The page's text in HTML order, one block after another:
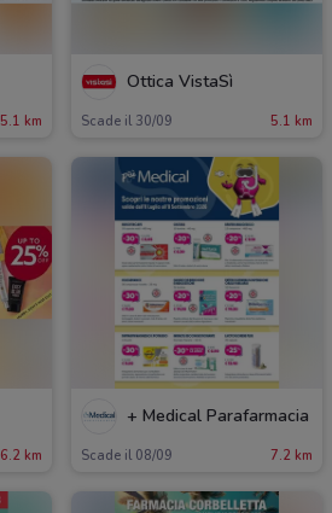
5.1 km
Ottica VistaSì
Scade il 30/09 5.1 km
6.2 km
+ Medical Parafarmacia
Scade il 08/09 7.2 km